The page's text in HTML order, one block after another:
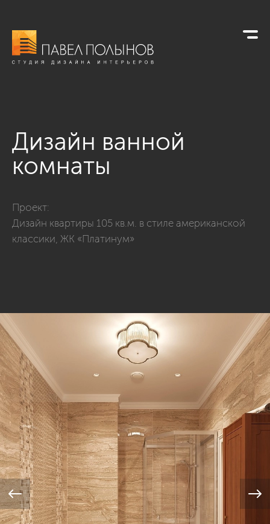
Дизайн ванной
комнаты
Проект:
Дизайн квартиры 105 кв.м. в стиле американской
классики, ЖК «Платинум»